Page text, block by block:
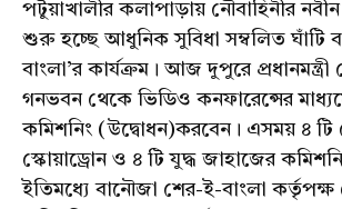
পটুয়াখালীর কলাপাড়ায় নৌবাহিনীর
শুরু হচ্ছে আধুনিক সুবিধা সম্বলিত ঘাঁটি
বাংলা’র কার্যক্রম। আজ দুপুরে প্রধানমন্ত্রী
গনভবন থেকে ভিডিও কনফারেন্সের
কমিশনিং (উদ্বোধন)করবেন। এসময় ৪ টি
স্কোয়াড্রোন ও ৪ টি যুদ্ধ জাহাজের
ইতিমধ্যে বানৌজা শের-ই-বাংলা